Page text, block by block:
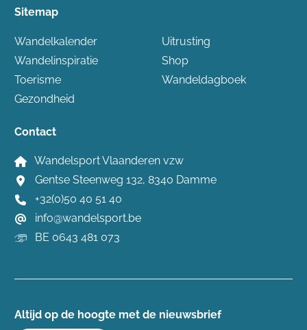
Sitemap
Wandelkalender
Wandelinspiratie
Toerisme
Gezondheid
Uitrusting
Shop
Wandeldagboek
Contact
Wandelsport Vlaanderen vzw
Gentse Steenweg 132, 8340 Damme
+32(0)50 40 51 40
info@wandelsport.be
BE 0643 481 073
Altijd op de hoogte ​met de nieuwsbrief